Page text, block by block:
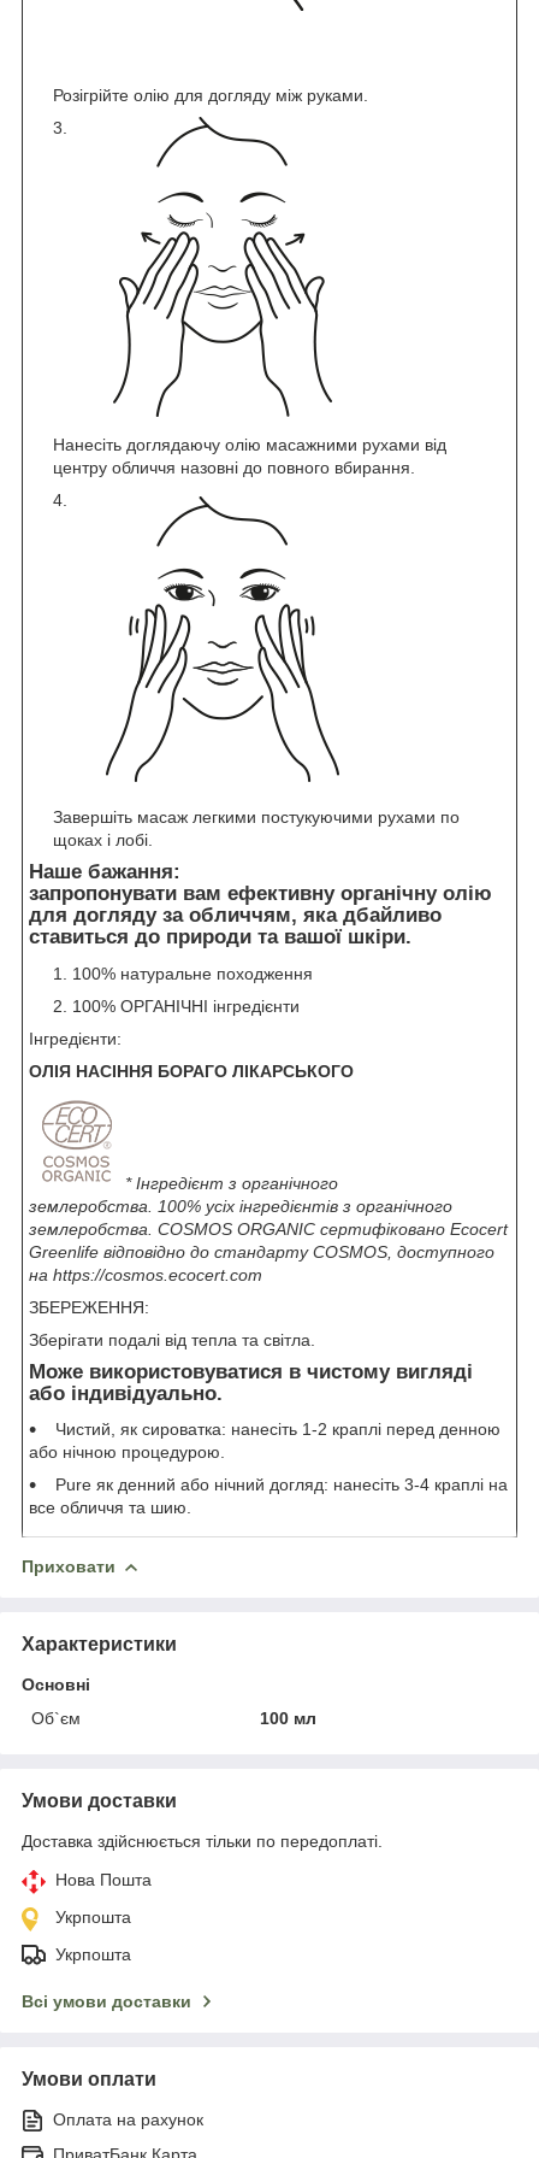
Розігрійте олію для догляду між руками.
Нанесіть доглядаючу олію масажними рухами від
центру обличчя назовні до повного вбирання.
Завершіть масаж легкими постукуючими рухами по
щоках і лобі.
Наше бажання:
запропонувати вам ефективну органічну олію
для догляду за обличчям, яка дбайливо
ставиться до природи та вашої шкіри.
100% натуральне походження
100% ОРГАНІЧНІ інгредієнти
Інгредієнти:
ОЛІЯ НАСІННЯ БОРАГО ЛІКАРСЬКОГО
* Інгредієнт з органічного
землеробства. 100% усіх інгредієнтів з органічного
землеробства. COSMOS ORGANIC сертифіковано Ecocert
Greenlife відповідно до стандарту COSMOS, доступного
на https://cosmos.ecocert.com
ЗБЕРЕЖЕННЯ:
Зберігати подалі від тепла та світла.
Може використовуватися в чистому вигляді
або індивідуально.
Чистий, як сироватка: нанесіть 1-2 краплі перед денною
або нічною процедурою.
Pure як денний або нічний догляд: нанесіть 3-4 краплі на
все обличчя та шию.
Приховати
Характеристики
Основні
Об`єм
100 мл
Умови доставки
Доставка здійснюється тільки по передоплаті.
Нова Пошта
Укрпошта
Укрпошта
Всі умови доставки
Умови оплати
Оплата на рахунок
ПриватБанк Карта